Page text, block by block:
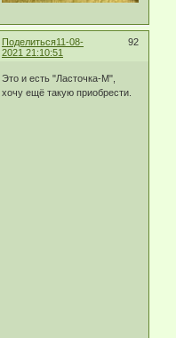
Поделиться 92
11-08-
2021 21:10:51
Это и есть "Ласточка-М",
хочу ещё такую приобрести.